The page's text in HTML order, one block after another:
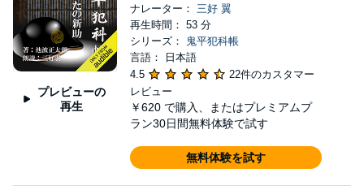
プレビューの
再生
ナレーター： 三好 翼
再生時間： 53 分
シリーズ：
鬼平犯科帳
言語： 日本語
4.5
22件のカスタマー
レビュー
￥620 で購入、またはプレミアムプ
ラン30日間無料体験で試す
無料体験を試す